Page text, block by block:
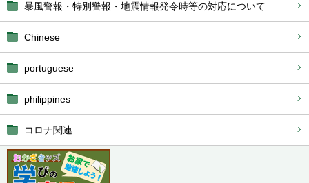
暴風警報・特別警報・地震情報発令時等の対応について
Chinese
portuguese
philippines
コロナ関連